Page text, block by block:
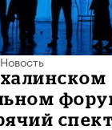
Новость